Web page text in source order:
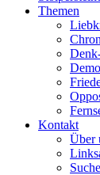
Themen
Kontakt
Über